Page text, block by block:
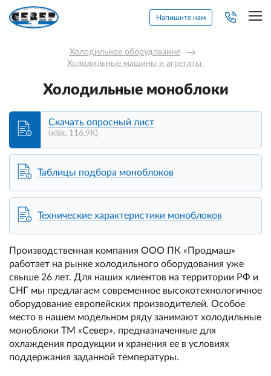
Напишите нам
Холодильное оборудование →
Холодильные машины и агрегаты
Холодильные моноблоки
Скачать опросный лист
(xlsx, 116.9K)
Таблицы подбора моноблоков
Технические характеристики моноблоков
Производственная компания ООО ПК «Продмаш»
работает на рынке холодильного оборудования уже
свыше 26 лет. Для наших клиентов на территории РФ и
СНГ мы предлагаем современное высокотехнологичное
оборудование европейских производителей. Особое
место в нашем модельном ряду занимают холодильные
моноблоки ТМ «Север», предназначенные для
охлаждения продукции и хранения ее в условиях
поддержания заданной температуры.